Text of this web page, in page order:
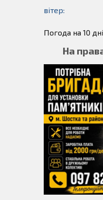
вітер:
Погода на 10
На